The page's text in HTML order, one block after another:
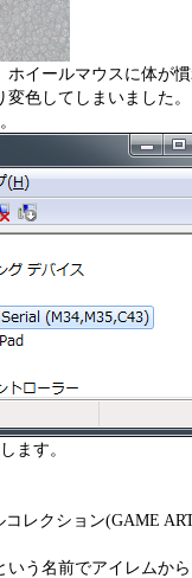
ホイールマウスに体が
色してしまいました。
ます。
レクション(GAME
う名前でアイレムか